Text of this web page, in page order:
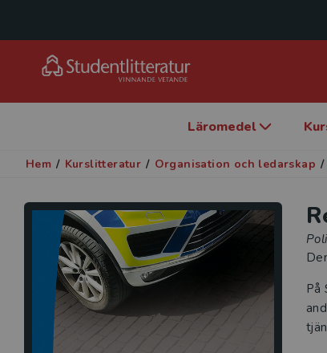
Läromedel
Hem / Kurslitteratur / Organisation och ledarskap /
På